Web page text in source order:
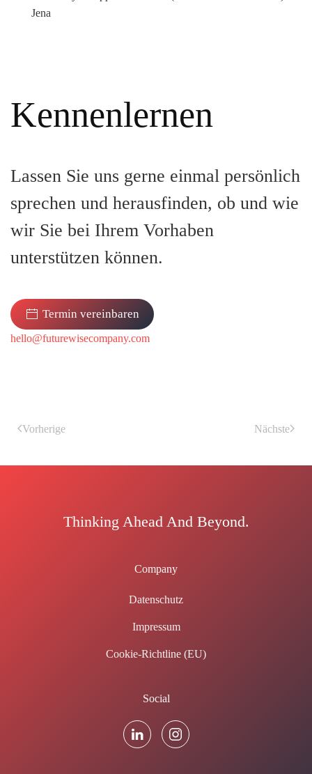
Jena
Kennenlernen
Lassen Sie uns gerne einmal persönlich
sprechen und herausfinden, ob und wie
wir Sie bei Ihrem Vorhaben
unterstützen können.
Termin vereinbaren
hello@futurewisecompany.com
Vorherige Nächste
Thinking Ahead And Beyond.
Company
Datenschutz
Impressum
Cookie-Richtline (EU)
Social